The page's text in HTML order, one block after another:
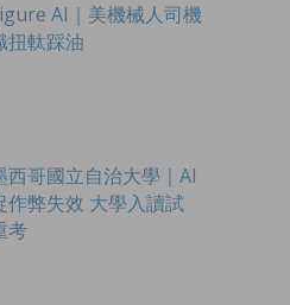
AI｜美機械人司機
扭軚踩油
西哥國立自治大學｜AI
作弊失效 大學入讀試
考